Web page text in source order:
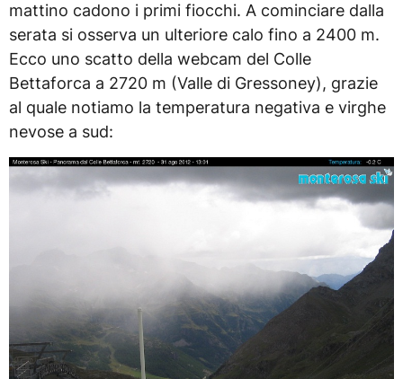
mattino cadono i primi fiocchi. A cominciare dalla
serata si osserva un ulteriore calo fino a 2400 m.
Ecco uno scatto della webcam del Colle
Bettaforca a 2720 m (Valle di Gressoney), grazie
al quale notiamo la temperatura negativa e virghe
nevose a sud: